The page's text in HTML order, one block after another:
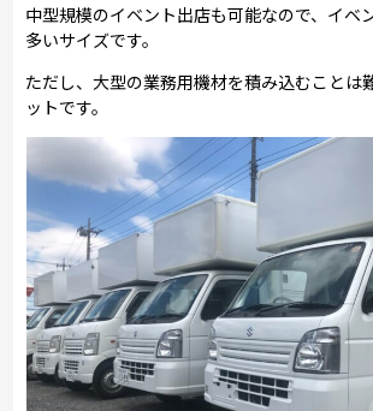
中型規模のイベント出店も可能なので、イベ
多いサイズです。
ただし、大型の業務用機材を積み込むことは
ットです。